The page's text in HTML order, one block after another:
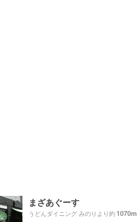
まざあぐーす
うどんダイニング みのりより約1070m